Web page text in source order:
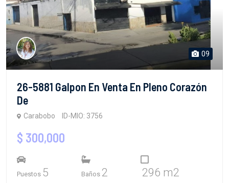
09
26-5881 Galpon En Venta En Pleno Corazón
De
Carabobo ID-MIO: 3756
$ 300,000
Puestos 5 Baños 2 296 m2